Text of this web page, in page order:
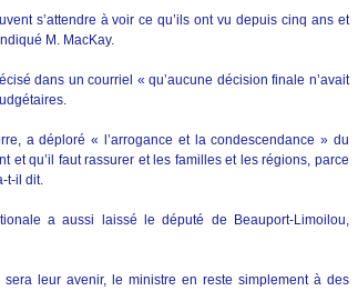
s’attendre à voir ce qu’ils ont vu depuis cinq ans et
M. MacKay.
dans un courriel « qu’aucune décision finale n’avait
a déploré « l’arrogance et la condescendance » du
et qu’il faut rassurer et les familles et les régions, parce
t-il dit.
a aussi laissé le député de Beauport-Limoilou,
leur avenir, le ministre en reste simplement à des